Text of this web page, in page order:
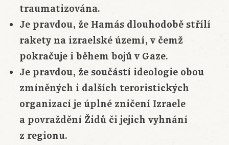
traumatizována.
Je pravdou, že Hamás dlouhodobě střílí
rakety na izraelské území, v čemž
pokračuje i během bojů v Gaze.
Je pravdou, že součástí ideologie obou
zmíněných i dalších teroristických
organizací je úplné zničení Izraele
a povraždění Židů či jejich vyhnání
z regionu.